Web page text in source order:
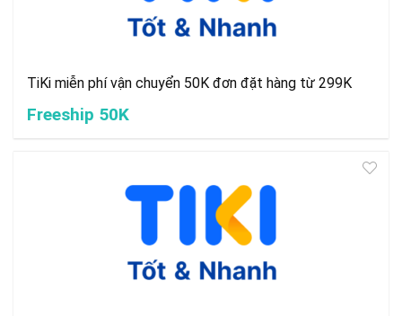
TiKi miễn phí vận chuyển 50K đơn đặt hàng từ 299K
Freeship 50K